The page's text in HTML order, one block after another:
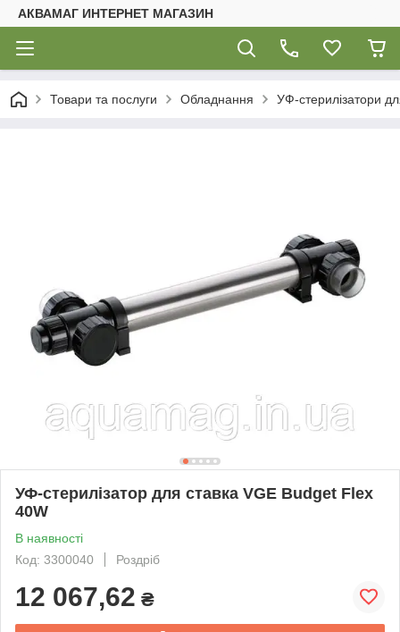
АКВАМАГ ИНТЕРНЕТ МАГАЗИН
Товари та послуги Обладнання УФ-стерилізатори
УФ-стерилізатор для ставка VGE Budget Flex
40W
В наявності
Код: 3300040
Роздріб
12 067,62 ₴